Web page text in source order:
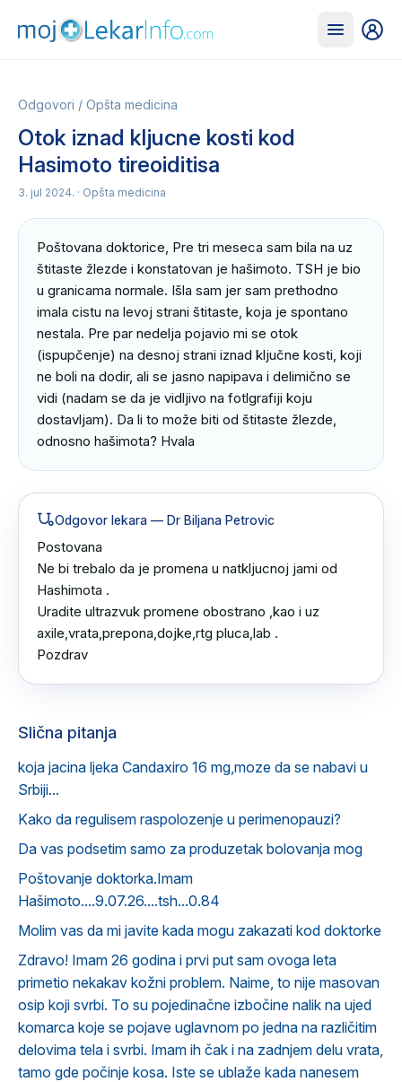
Odgovori / Opšta medicina
Otok iznad kljucne kosti kod
Hasimoto tireoiditisa
3. jul 2024. · Opšta medicina
Poštovana doktorice, Pre tri meseca sam bila na uz
štitaste žlezde i konstatovan je hašimoto. TSH je bio
u granicama normale. Išla sam jer sam prethodno
imala cistu na levoj strani štitaste, koja je spontano
nestala. Pre par nedelja pojavio mi se otok
(ispupčenje) na desnoj strani iznad ključne kosti, koji
ne boli na dodir, ali se jasno napipava i delimično se
vidi (nadam se da je vidljivo na fotlgrafiji koju
dostavljam). Da li to može biti od štitaste žlezde,
odnosno hašimota? Hvala
Odgovor lekara — Dr Biljana Petrovic
Postovana
Ne bi trebalo da je promena u natkljucnoj jami od
Hashimota .
Uradite ultrazvuk promene obostrano ,kao i uz
axile,vrata,prepona,dojke,rtg pluca,lab .
Pozdrav
Slična pitanja
koja jacina ljeka Candaxiro 16 mg,moze da se nabavi u
Srbiji...
Kako da regulisem raspolozenje u perimenopauzi?
Da vas podsetim samo za produzetak bolovanja mog
Poštovanje doktorka.Imam
Hašimoto....9.07.26....tsh...0.84
Molim vas da mi javite kada mogu zakazati kod doktorke
Zdravo! Imam 26 godina i prvi put sam ovoga leta
primetio nekakav kožni problem. Naime, to nije masovan
osip koji svrbi. To su pojedinačne izbočine nalik na ujed
komarca koje se pojave uglavnom po jedna na različitim
delovima tela i svrbi. Imam ih čak i na zadnjem delu vrata,
tamo gde počinje kosa. Iste se ublaže kada nanesem